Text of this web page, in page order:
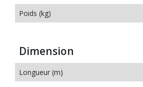
Poids (kg)
Dimension
Longueur (m)